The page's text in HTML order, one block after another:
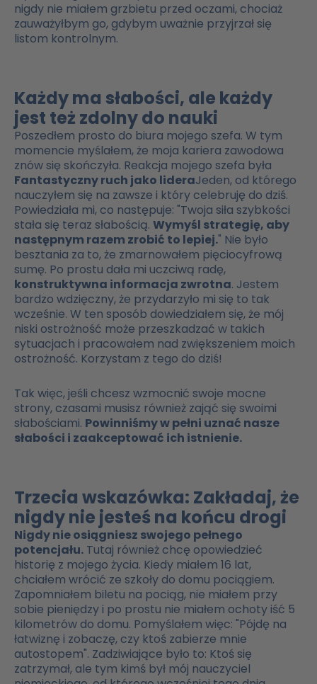
nigdy nie miałem grzbietu przed oczami, chociaż
zauważyłbym go, gdybym uważnie przyjrzał się
listom kontrolnym.
Każdy ma słabości, ale każdy
jest też zdolny do nauki
Poszedłem prosto do biura mojego szefa. W tym
momencie myślałem, że moja kariera zawodowa
znów się skończyła. Reakcja mojego szefa była
Fantastyczny ruch jako lideraJeden, od którego
nauczyłem się na zawsze i który celebruję do dziś.
Powiedziała mi, co następuje: "Twoja siła szybkości
stała się teraz słabością. Wymyśl strategię, aby
następnym razem zrobić to lepiej." Nie było
besztania za to, że zmarnowałem pięciocyfrową
sumę. Po prostu dała mi uczciwą radę,
konstruktywna informacja zwrotna. Jestem
bardzo wdzięczny, że przydarzyło mi się to tak
wcześnie. W ten sposób dowiedziałem się, że mój
niski ostrożność może przeszkadzać w takich
sytuacjach i pracowałem nad zwiększeniem moich
ostrożność. Korzystam z tego do dziś!
Tak więc, jeśli chcesz wzmocnić swoje mocne
strony, czasami musisz również zająć się swoimi
słabościami. Powinniśmy w pełni uznać nasze
słabości i zaakceptować ich istnienie.
Trzecia wskazówka: Zakładaj, że
nigdy nie jesteś na końcu drogi
Nigdy nie osiągniesz swojego pełnego
potencjału. Tutaj również chcę opowiedzieć
historię z mojego życia. Kiedy miałem 16 lat,
chciałem wrócić ze szkoły do domu pociągiem.
Zapomniałem biletu na pociąg, nie miałem przy
sobie pieniędzy i po prostu nie miałem ochoty iść 5
kilometrów do domu. Pomyślałem więc: "Pójdę na
łatwiznę i zobaczę, czy ktoś zabierze mnie
autostopem". Zadziwiające było to: Ktoś się
zatrzymał, ale tym kimś był mój nauczyciel